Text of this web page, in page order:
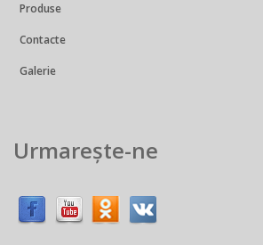
Produse
Contacte
Galerie
Urmarește-ne